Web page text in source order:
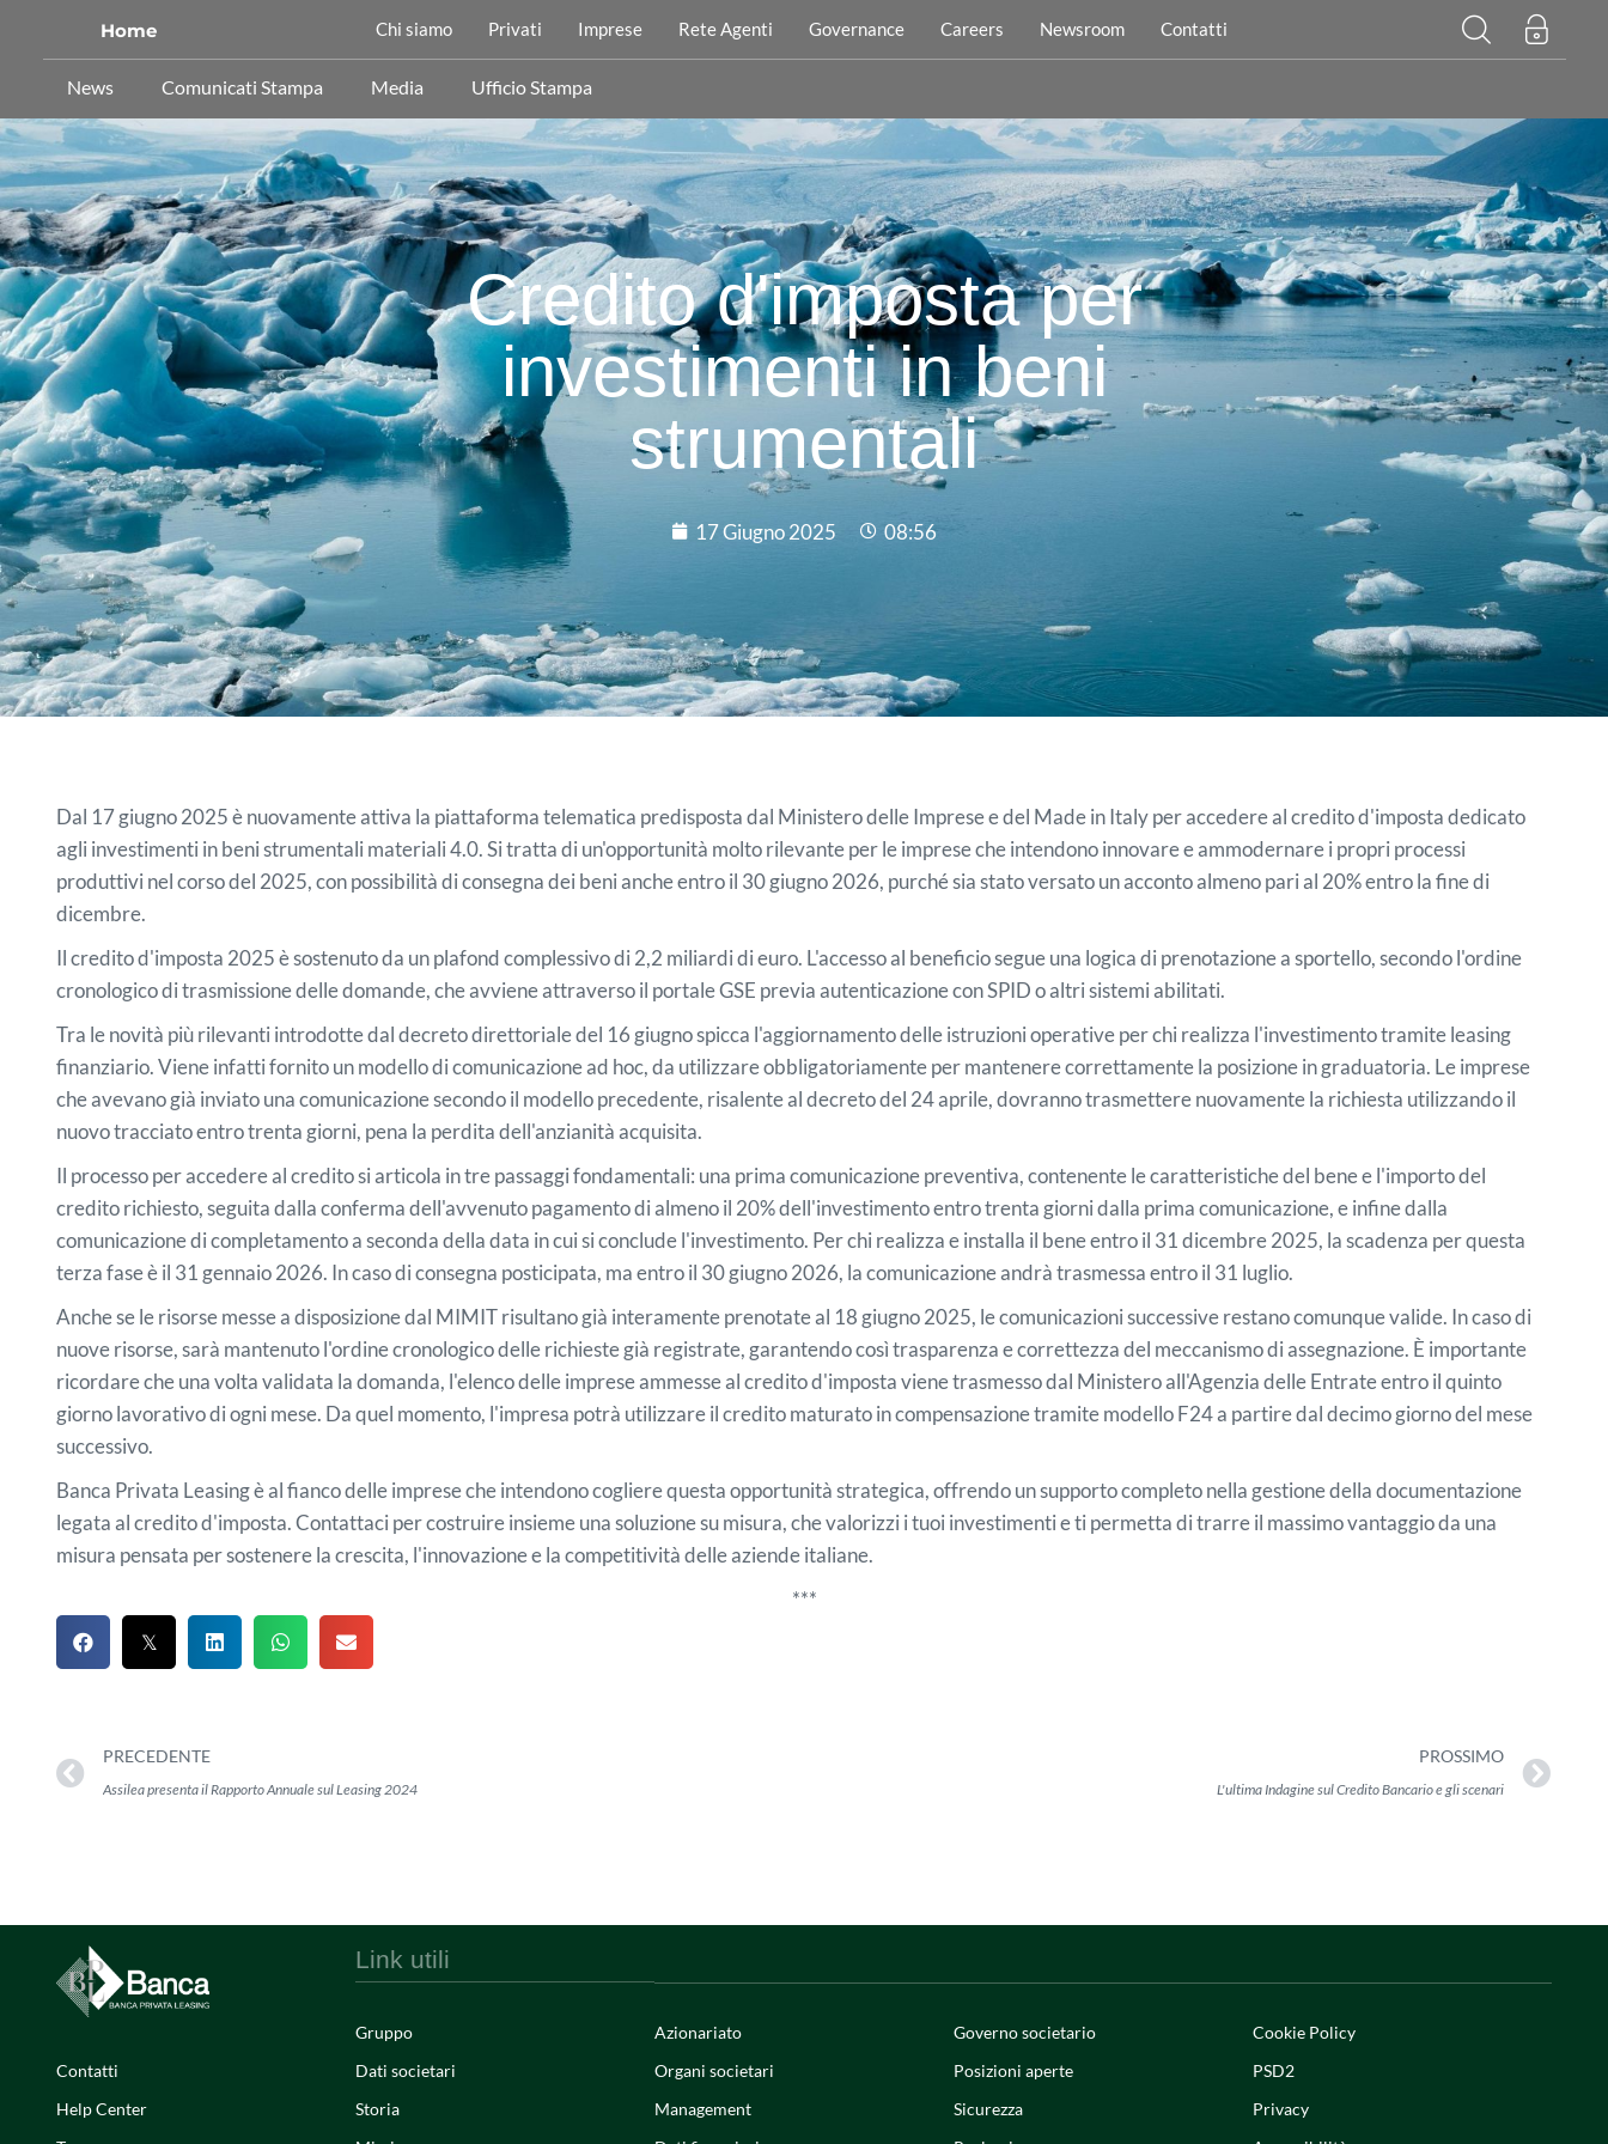
Home Chi siamo Privati Imprese Rete Agenti Governance Careers Newsroom Contatti
News Comunicati Stampa Media Ufficio Stampa
Credito d'imposta per
investimenti in beni
strumentali
17 Giugno 2025 08:56
Dal 17 giugno 2025 è nuovamente attiva la piattaforma telematica predisposta dal Ministero delle Imprese e del Made in Italy per accedere al credito d'imposta dedicato
agli investimenti in beni strumentali materiali 4.0. Si tratta di un'opportunità molto rilevante per le imprese che intendono innovare e ammodernare i propri processi
produttivi nel corso del 2025, con possibilità di consegna dei beni anche entro il 30 giugno 2026, purché sia stato versato un acconto almeno pari al 20% entro la fine di
dicembre.
Il credito d'imposta 2025 è sostenuto da un plafond complessivo di 2,2 miliardi di euro. L'accesso al beneficio segue una logica di prenotazione a sportello, secondo l'ordine
cronologico di trasmissione delle domande, che avviene attraverso il portale GSE previa autenticazione con SPID o altri sistemi abilitati.
Tra le novità più rilevanti introdotte dal decreto direttoriale del 16 giugno spicca l'aggiornamento delle istruzioni operative per chi realizza l'investimento tramite leasing
finanziario. Viene infatti fornito un modello di comunicazione ad hoc, da utilizzare obbligatoriamente per mantenere correttamente la posizione in graduatoria. Le imprese
che avevano già inviato una comunicazione secondo il modello precedente, risalente al decreto del 24 aprile, dovranno trasmettere nuovamente la richiesta utilizzando il
nuovo tracciato entro trenta giorni, pena la perdita dell'anzianità acquisita.
Il processo per accedere al credito si articola in tre passaggi fondamentali: una prima comunicazione preventiva, contenente le caratteristiche del bene e l'importo del
credito richiesto, seguita dalla conferma dell'avvenuto pagamento di almeno il 20% dell'investimento entro trenta giorni dalla prima comunicazione, e infine dalla
comunicazione di completamento a seconda della data in cui si conclude l'investimento. Per chi realizza e installa il bene entro il 31 dicembre 2025, la scadenza per questa
terza fase è il 31 gennaio 2026. In caso di consegna posticipata, ma entro il 30 giugno 2026, la comunicazione andrà trasmessa entro il 31 luglio.
Anche se le risorse messe a disposizione dal MIMIT risultano già interamente prenotate al 18 giugno 2025, le comunicazioni successive restano comunque valide. In caso di
nuove risorse, sarà mantenuto l'ordine cronologico delle richieste già registrate, garantendo così trasparenza e correttezza del meccanismo di assegnazione. È importante
ricordare che una volta validata la domanda, l'elenco delle imprese ammesse al credito d'imposta viene trasmesso dal Ministero all'Agenzia delle Entrate entro il quinto
giorno lavorativo di ogni mese. Da quel momento, l'impresa potrà utilizzare il credito maturato in compensazione tramite modello F24 a partire dal decimo giorno del mese
successivo.
Banca Privata Leasing è al fianco delle imprese che intendono cogliere questa opportunità strategica, offrendo un supporto completo nella gestione della documentazione
legata al credito d'imposta. Contattaci per costruire insieme una soluzione su misura, che valorizzi i tuoi investimenti e ti permetta di trarre il massimo vantaggio da una
misura pensata per sostenere la crescita, l'innovazione e la competitività delle aziende italiane.
***
PRECEDENTE
Assilea presenta il Rapporto Annuale sul Leasing 2024
PROSSIMO
L'ultima Indagine sul Credito Bancario e gli scenari
Contatti
Help Center
Link utili
Gruppo
Dati societari
Storia
Azionariato
Organi societari
Management
Governo societario
Posizioni aperte
Sicurezza
Cookie Policy
PSD2
Privacy